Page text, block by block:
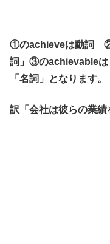
①のachieveは動詞 ②
詞」③のachievable
「名詞」となります。
訳「会社は彼らの業績